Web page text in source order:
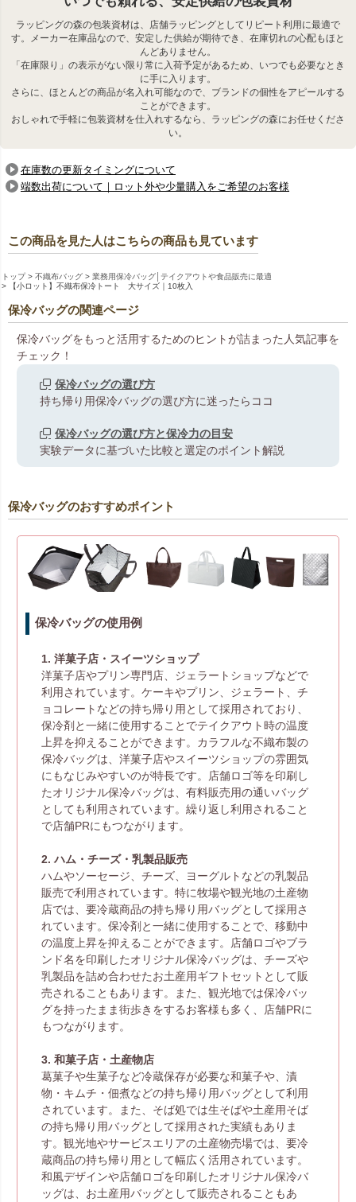
ラッピングの森の包装資材は、店舗ラッピングとしてリピート利用に最適で
す。メーカー在庫品なので、安定した供給が期待でき、在庫切れの心配もほと
んどありません。
「在庫限り」の表示がない限り常に入荷予定があるため、いつでも必要なとき
に手に入ります。
さらに、ほとんどの商品が名入れ可能なので、ブランドの個性をアピールする
ことができます。
おしゃれで手軽に包装資材を仕入れするなら、ラッピングの森にお任せくださ
い。
在庫数の更新タイミングについて
端数出荷について｜ロット外や少量購入をご希望のお客様
この商品を見た人はこちらの商品も見ています
トップ 不織布バッグ
業務用保冷バッグ│テイクアウトや食品販売に最適
【小ロット】不織布保冷トート 大サイズ｜10枚入
保冷バッグの関連ページ
保冷バッグをもっと活用するためのヒントが詰まった人気記事を
チェック！
保冷バッグの選び方
持ち帰り用保冷バッグの選び方に迷ったらココ
保冷バッグの選び方と保冷力の目安
実験データに基づいた比較と選定のポイント解説
保冷バッグのおすすめポイント
保冷バッグの使用例
1. 洋菓子店・スイーツショップ
洋菓子店やプリン専門店、ジェラートショップなどで
利用されています。ケーキやプリン、ジェラート、チ
ョコレートなどの持ち帰り用として採用されており、
保冷剤と一緒に使用することでテイクアウト時の温度
上昇を抑えることができます。カラフルな不織布製の
保冷バッグは、洋菓子店やスイーツショップの雰囲気
にもなじみやすいのが特長です。店舗ロゴ等を印刷し
たオリジナル保冷バッグは、有料販売用の通いバッグ
としても利用されています。繰り返し利用されること
で店舗PRにもつながります。
2. ハム・チーズ・乳製品販売
ハムやソーセージ、チーズ、ヨーグルトなどの乳製品
販売で利用されています。特に牧場や観光地の土産物
店では、要冷蔵商品の持ち帰り用バッグとして採用さ
れています。保冷剤と一緒に使用することで、移動中
の温度上昇を抑えることができます。店舗ロゴやブラ
ンド名を印刷したオリジナル保冷バッグは、チーズや
乳製品を詰め合わせたお土産用ギフトセットとして販
売されることもあります。また、観光地では保冷バッ
グを持ったまま街歩きをするお客様も多く、店舗PRに
もつながります。
3. 和菓子店・土産物店
葛菓子や生菓子など冷蔵保存が必要な和菓子や、漬
物・キムチ・佃煮などの持ち帰り用バッグとして利用
されています。また、そば処では生そばや土産用そば
の持ち帰り用バッグとして採用された実績もありま
す。観光地やサービスエリアの土産物売場では、要冷
蔵商品の持ち帰り用として幅広く活用されています。
和風デザインや店舗ロゴを印刷したオリジナル保冷バ
ッグは、お土産用バッグとして販売されることもあ